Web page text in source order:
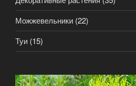
Можжевельники (22)
Туи (15)